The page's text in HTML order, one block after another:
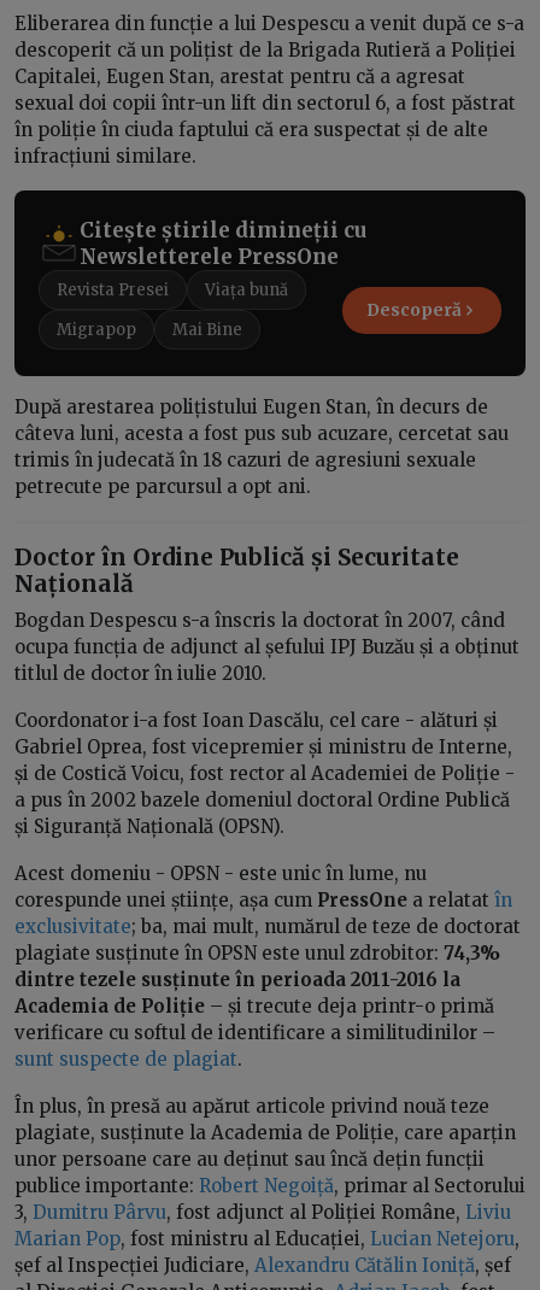
Eliberarea din funcție a lui Despescu a venit după ce s-a
descoperit că un polițist de la Brigada Rutieră a Poliției
Capitalei, Eugen Stan, arestat pentru că a agresat
sexual doi copii într-un lift din sectorul 6, a fost păstrat
în poliție în ciuda faptului că era suspectat și de alte
infracțiuni similare.
Citește știrile dimineții cu
Newsletterele PressOne
Revista Presei
Viața bună
Migrapop
Mai Bine
Descoperă
După arestarea polițistului Eugen Stan, în decurs de
câteva luni, acesta a fost pus sub acuzare, cercetat sau
trimis în judecată în 18 cazuri de agresiuni sexuale
petrecute pe parcursul a opt ani.
Doctor în Ordine Publică și Securitate
Națională
Bogdan Despescu s-a înscris la doctorat în 2007, când
ocupa funcția de adjunct al șefului IPJ Buzău și a obținut
titlul de doctor în iulie 2010.
Coordonator i-a fost Ioan Dascălu, cel care - alături și
Gabriel Oprea, fost vicepremier și ministru de Interne,
și de Costică Voicu, fost rector al Academiei de Poliție -
a pus în 2002 bazele domeniul doctoral Ordine Publică
și Siguranță Națională (OPSN).
Acest domeniu - OPSN - este unic în lume, nu
corespunde unei științe, așa cum PressOne a relatat în
exclusivitate; ba, mai mult, numărul de teze de doctorat
plagiate susținute în OPSN este unul zdrobitor: 74,3%
dintre tezele susținute în perioada 2011-2016 la
Academia de Poliție – și trecute deja printr-o primă
verificare cu softul de identificare a similitudinilor –
sunt suspecte de plagiat.
În plus, în presă au apărut articole privind nouă teze
plagiate, susținute la Academia de Poliție, care aparțin
unor persoane care au deținut sau încă dețin funcții
publice importante: Robert Negoiță, primar al Sectorului
3, Dumitru Pârvu, fost adjunct al Poliției Române, Liviu
Marian Pop, fost ministru al Educației, Lucian Netejoru,
șef al Inspecției Judiciare, Alexandru Cătălin Ioniță, șef